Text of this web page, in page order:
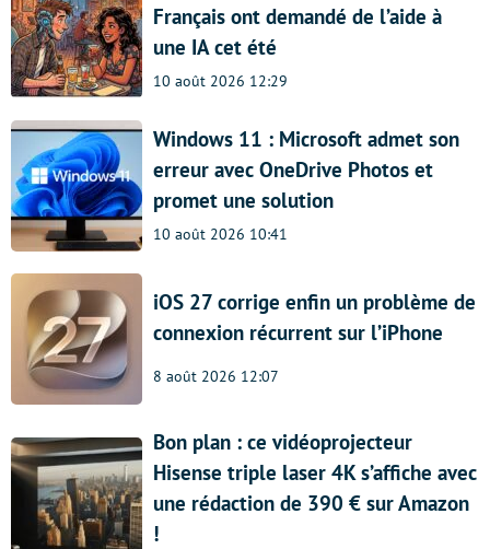
Français ont demandé de l’aide à
une IA cet été
10 août 2026 12:29
Windows 11 : Microsoft admet son
erreur avec OneDrive Photos et
promet une solution
10 août 2026 10:41
iOS 27 corrige enfin un problème de
connexion récurrent sur l’iPhone
8 août 2026 12:07
Bon plan : ce vidéoprojecteur
Hisense triple laser 4K s’affiche avec
une rédaction de 390 € sur Amazon
!